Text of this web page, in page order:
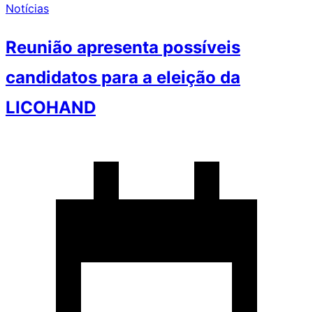
Notícias
Reunião apresenta possíveis
candidatos para a eleição da
LICOHAND